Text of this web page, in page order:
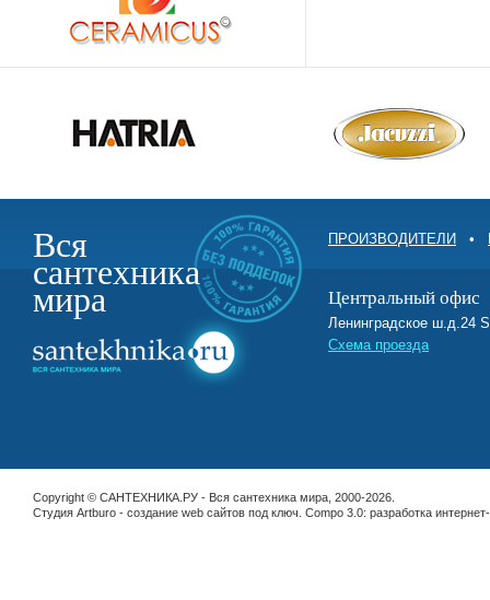
Вся
сантехника
мира
ПРОИЗВОДИТЕЛИ •
Центральный офис
Ленинградское ш.д.24
Схема проезда
Copyright © САНТЕХНИКА.РУ - Вся сантехника мира, 2000-2026.
Студия Artburo - cоздание web сайтов под ключ . Compo 3.0: разработка